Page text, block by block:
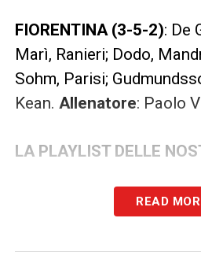
FIORENTINA (3-5-2): De
Marì, Ranieri; Dodo,
Sohm, Parisi;
Kean. Allenatore: Paolo
LA PLAYLIST DELLE
READ